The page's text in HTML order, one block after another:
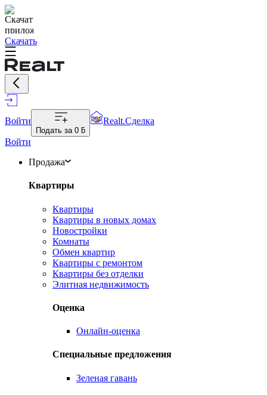
Скачать
Войти
Подать за 0 ƃ
Realt.Сделка
Войти
Продажа
Квартиры
Квартиры
Квартиры в новых домах
Новостройки
Комнаты
Обмен квартир
Квартиры с ремонтом
Квартиры без отделки
Элитная недвижимость
Оценка
Онлайн-оценка
Специальные предложения
Зеленая гавань